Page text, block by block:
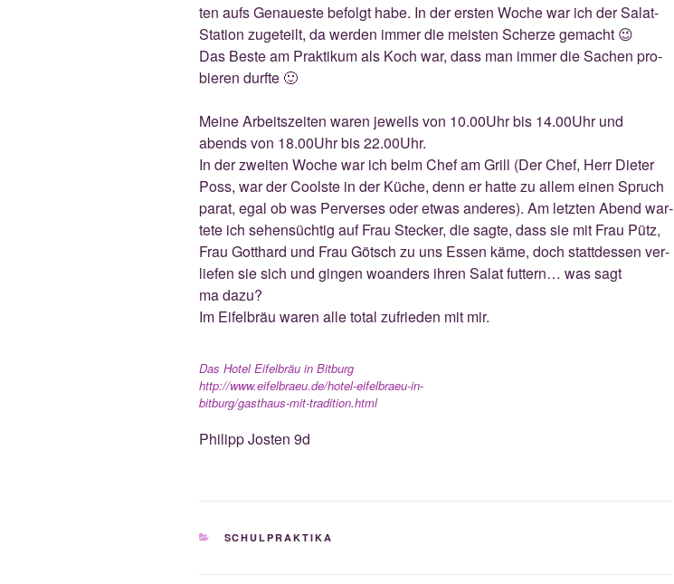
ten aufs Genau­es­te befolgt habe. In der ers­ten Woche war ich der Salat-
Sta­ti­on zuge­teilt, da wer­den immer die meis­ten Scher­ze gemacht 😉
Das Bes­te am Prak­ti­kum als Koch war, dass man immer die Sachen pro­
bie­ren durfte 🙂
Mei­ne Arbeits­zei­ten waren jeweils von 10.00Uhr bis 14.00Uhr und
abends von 18.00Uhr bis 22.00Uhr.
In der zwei­ten Woche war ich beim Chef am Grill (Der Chef, Herr Die­ter
Poss, war der Cools­te in der Küche, denn er hat­te zu allem einen Spruch
parat, egal ob was Per­ver­ses oder etwas ande­res). Am letz­ten Abend war­
te­te ich sehen­süch­tig auf Frau Ste­cker, die sag­te, dass sie mit Frau Pütz,
Frau Gott­hard und Frau Götsch zu uns Essen käme, doch statt­des­sen ver­
lie­fen sie sich und gin­gen woan­ders ihren Salat fut­tern… was sagt
ma dazu?
Im Eifel­bräu waren alle total zufrie­den mit mir.
Das Hotel Eifel­bräu in Bit­burg
http://www.eifelbraeu.de/hotel-eifelbraeu-in-
bitburg/gasthaus-mit-tradition.html
Phil­ipp Jos­ten 9d
KATEGORIEN
SCHULPRAKTIKA